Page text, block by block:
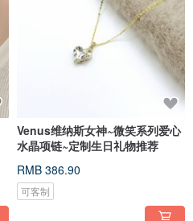
Venus维纳斯女神~微笑系列爱心
水晶项链~定制生日礼物推荐
RMB 386.90
可客制